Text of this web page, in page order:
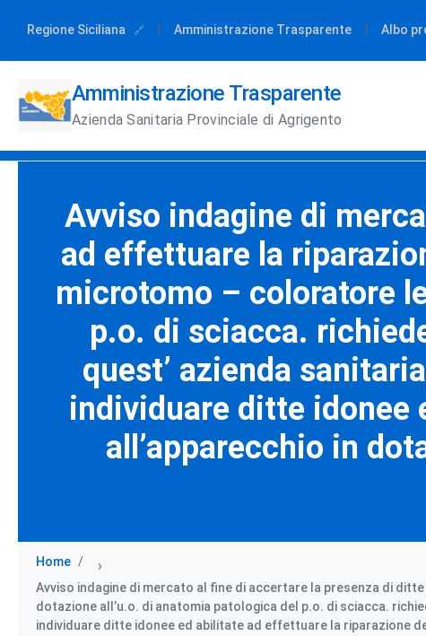
Regione Siciliana Amministrazione Trasparente Albo
Amministrazione Trasparente
Azienda Sanitaria Provinciale di Agrigento
Avviso indagine di
ad effettuare la
microtomo – coloratore
p.o. di sciacca.
quest’ azienda
individuare ditte idonee
all’apparecchio in
Home ›
Avviso indagine di mercato al fine di accertare la presenza di
dotazione all’u.o. di anatomia patologica del p.o. di sciacca.
individuare ditte idonee ed abilitate ad effettuare la riparazione